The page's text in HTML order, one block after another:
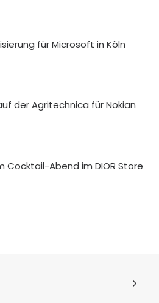
für Microsoft in Köln
der Agritechnica für Nokian
Cocktail-Abend im DIOR Store